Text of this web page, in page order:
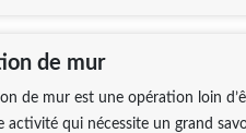
de mur
de mur est une opération loin
activité qui nécessite un grand